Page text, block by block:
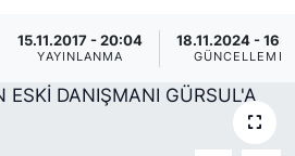
15.11.2017 - 20:04
YAYINLANMA
18.11.2024 -
GÜNCELLEME